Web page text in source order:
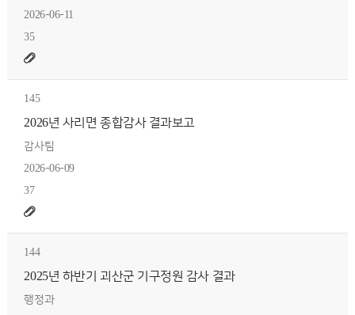
2026-06-11
35
145
2026년 사리면 종합감사 결과보고
감사팀
2026-06-09
37
144
2025년 하반기 괴산군 기구정원 감사 결과
행정과